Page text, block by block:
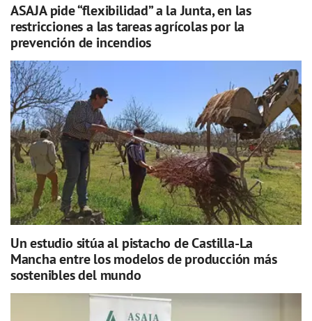
ASAJA pide “flexibilidad” a la Junta, en las
restricciones a las tareas agrícolas por la
prevención de incendios
Un estudio sitúa al pistacho de Castilla-La
Mancha entre los modelos de producción más
sostenibles del mundo